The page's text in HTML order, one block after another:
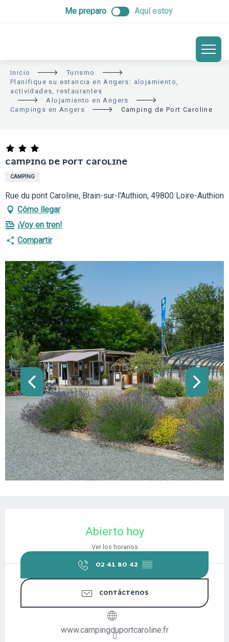
Me preparo Aquí estoy
Inicio
Turismo
Planifique su estancia en Angers: alojamiento,
actividades, restaurantes
Alojamiento en Angers
Campings en Angers
Camping de Port Caroline
CAMPING DE PORT CAROLINE
CAMPING
Rue du pont Caroline, Brain-sur-l'Authion, 49800 Loire-Authion
Cómo llegar
¡Voy en tren!
Compartir
Abierto hoy
Ver los horarios
02 41 80 42 ▒▒
CONTÁCTENOS
www.campingduportcaroline.fr